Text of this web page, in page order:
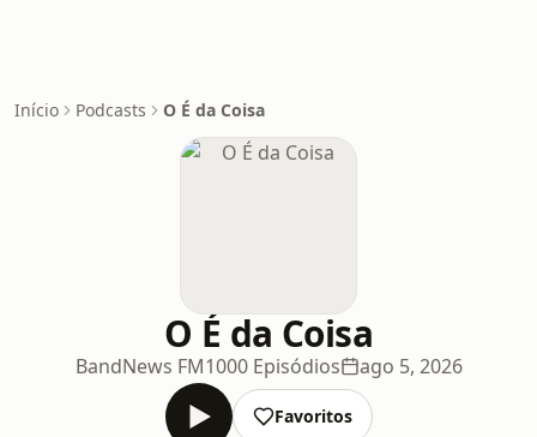
Início Podcasts O É da Coisa
O É da Coisa
BandNews FM1000 Episódios ago 5, 2026
Favoritos